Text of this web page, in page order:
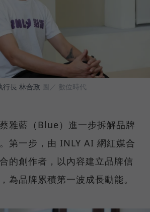
行長 林合政 圖／ 數位時代
雅藍（Blue）進一步拆解品牌
第一步，由 INLY AI 網紅媒合
的創作者，以內容建立品牌信
為品牌累積第一波成長動能。